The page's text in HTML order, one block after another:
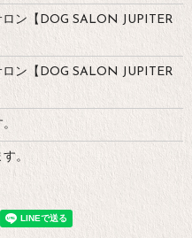
ン【DOG SALON JUPITER
ン【DOG SALON JUPITER
。